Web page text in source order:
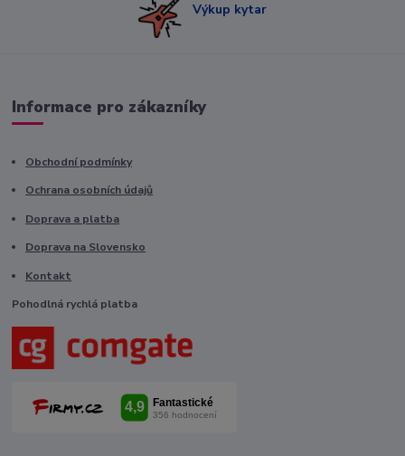
Výkup kytar
Informace pro zákazníky
Obchodní podmínky
Ochrana osobních údajů
Doprava a platba
Doprava na Slovensko
Kontakt
Pohodlná rychlá platba